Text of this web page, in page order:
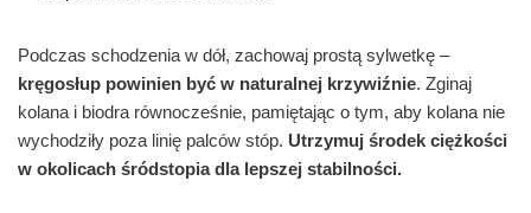
Podczas schodzenia w dół, zachowaj prostą sylwetkę –
kręgosłup powinien być w naturalnej krzywiźnie. Zginaj
kolana i biodra równocześnie, pamiętając o tym, aby kolana nie
wychodziły poza linię palców stóp. Utrzymuj środek ciężkości
w okolicach śródstopia dla lepszej stabilności.